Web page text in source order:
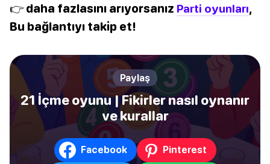
👉 daha fazlasını arıyorsanız Parti oyunları,
Bu bağlantıyı takip et!
Paylaş
21 İçme oyunu | Fikirler nasıl oynanır
ve kurallar
Facebook Pinterest